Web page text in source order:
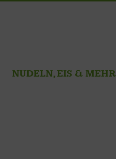
NUDELN, EIS & MEHR